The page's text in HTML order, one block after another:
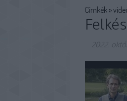
Címkék »
2022.